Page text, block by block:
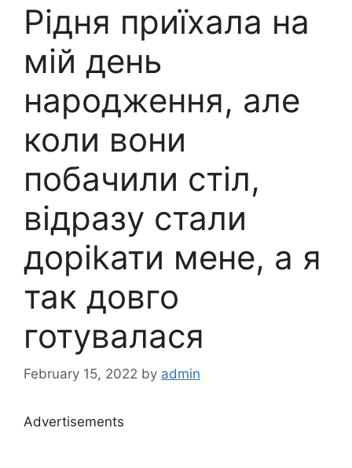
Рідня приїхала на
мій день
народження, але
коли вони
побачили стіл,
відразу стали
доріkати мене, а я
так довго
готувалася
February 15, 2022 by admin
Advertisements